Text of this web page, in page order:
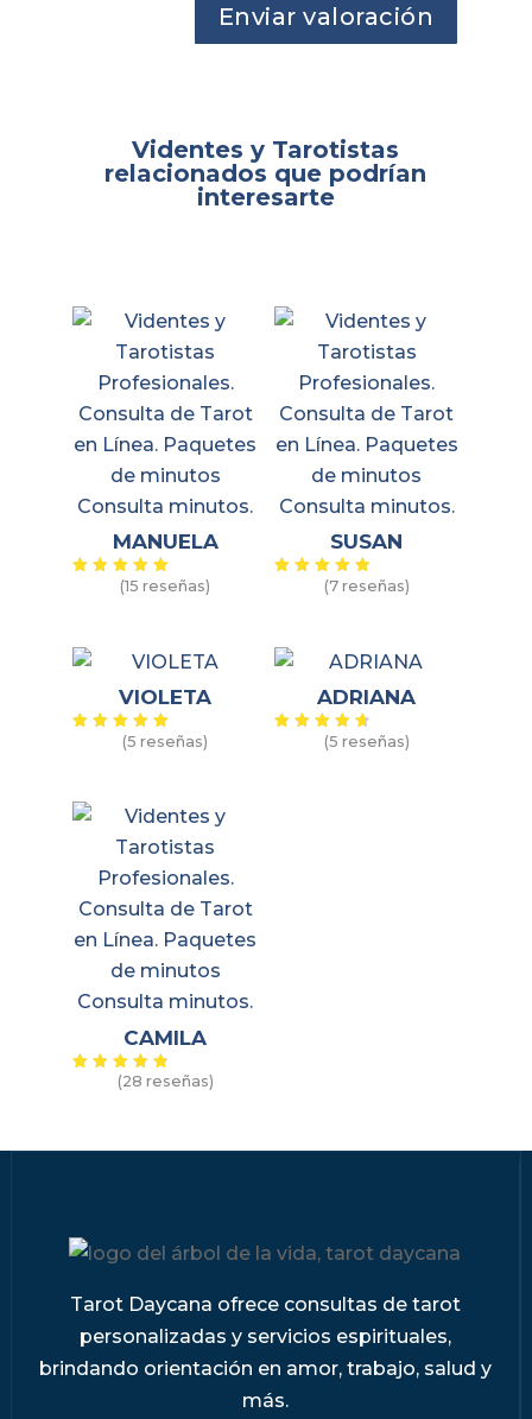
Videntes y Tarotistas
relacionados que podrían
interesarte
MANUELA
Valorado
(15 reseñas)
SUSAN
Valorado(7 reseñas)
VIOLETA
Valorado
con
(5 reseñas)
ADRIANA
Valorado
con
(5 reseñas)
CAMILA
Valorado
(28 reseñas)
Tarot Daycana ofrece consultas de tarot
personalizadas y servicios espirituales,
brindando orientación en amor, trabajo, salud y
más.